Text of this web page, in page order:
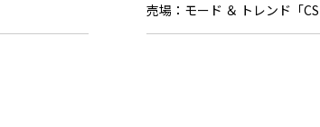
売場： モード ＆ トレンド「